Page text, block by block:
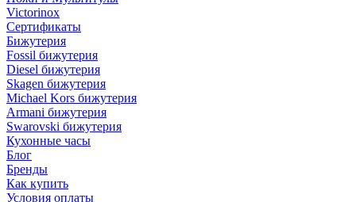
Victorinox
Сертификаты
Бижутерия
Fossil бижутерия
Diesel бижутерия
Skagen бижутерия
Michael Kors бижутерия
Armani бижутерия
Swarovski бижутерия
Кухонные часы
Блог
Бренды
Как купить
Условия оплаты